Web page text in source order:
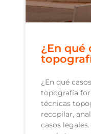
¿En qué
¿En qué
topografía
técnicas
recopilar,
casos